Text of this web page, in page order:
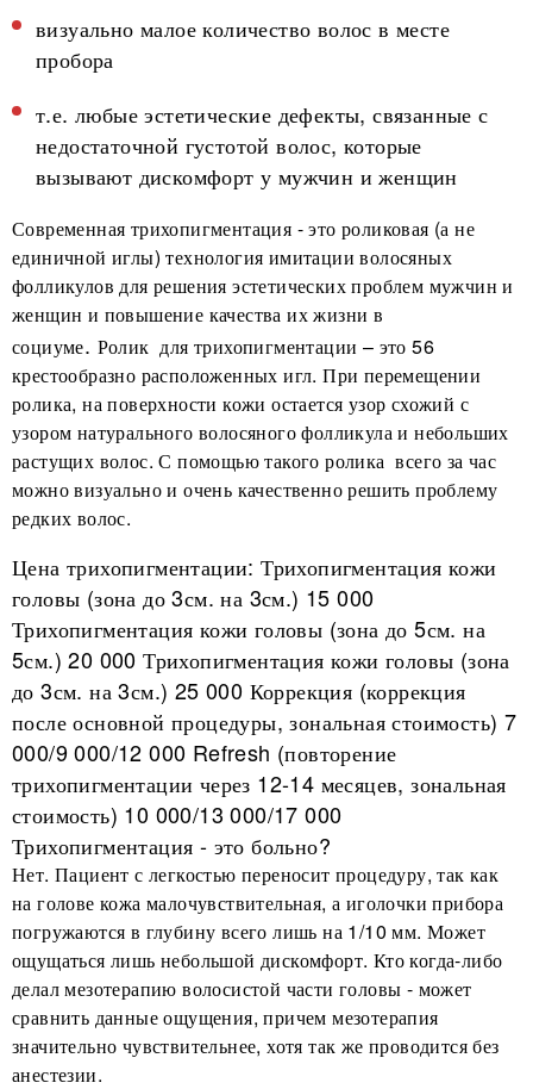
визуально малое количество волос в месте
пробора
т.е. любые эстетические дефекты, связанные с
недостаточной густотой волос, которые
вызывают дискомфорт у мужчин и женщин
Современная трихопигментация - это роликовая (а не
единичной иглы) технология имитации волосяных
фолликулов для решения эстетических проблем мужчин и
женщин и повышение качества их жизни в
социуме. Ролик для трихопигментации – это 56
крестообразно расположенных игл. При перемещении
ролика, на поверхности кожи остается узор схожий с
узором натурального волосяного фолликула и небольших
растущих волос. С помощью такого ролика всего за час
можно визуально и очень качественно решить проблему
редких волос.
Цена трихопигментации: Трихопигментация кожи
головы (зона до 3см. на 3см.) 15 000
Трихопигментация кожи головы (зона до 5см. на
5см.) 20 000 Трихопигментация кожи головы (зона
до 3см. на 3см.) 25 000 Коррекция (коррекция
после основной процедуры, зональная стоимость) 7
000/9 000/12 000 Refresh (повторение
трихопигментации через 12-14 месяцев, зональная
стоимость) 10 000/13 000/17 000
Трихопигментация - это больно?
Нет. Пациент с легкостью переносит процедуру, так как
на голове кожа малочувствительная, а иголочки прибора
погружаются в глубину всего лишь на 1/10 мм. Может
ощущаться лишь небольшой дискомфорт. Кто когда-либо
делал мезотерапию волосистой части головы - может
сравнить данные ощущения, причем мезотерапия
значительно чувствительнее, хотя так же проводится без
анестезии.